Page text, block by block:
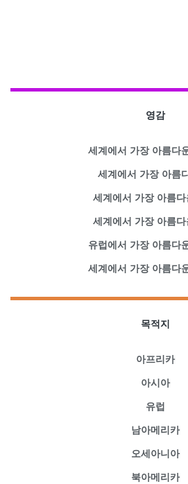
영감
세계에서 가장 아름다
세계에서 가장 아름
세계에서 가장 아름
세계에서 가장 아름다
유럽에서 가장 아름다
세계에서 가장 아름다
목적지
아프리카
아시아
유럽
남아메리카
오세아니아
북아메리카